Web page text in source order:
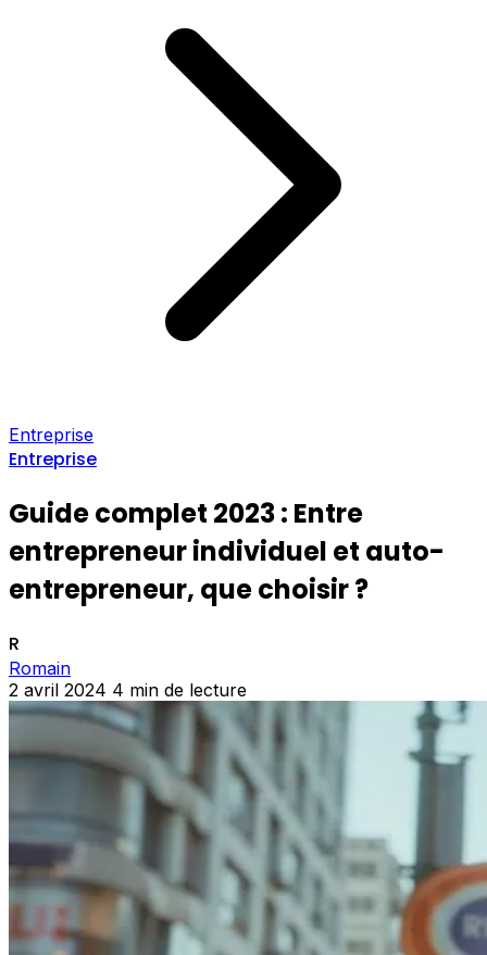
Entreprise
Entreprise
Guide complet 2023 : Entre
entrepreneur individuel et auto-
entrepreneur, que choisir ?
R
Romain
2 avril 2024 4 min de lecture